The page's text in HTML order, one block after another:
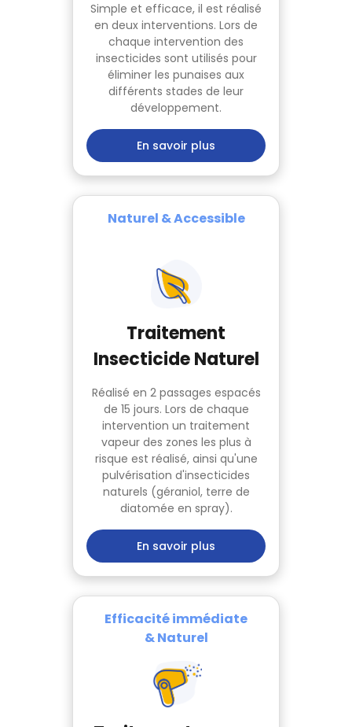
Simple et efficace, il est réalisé
en deux interventions. Lors de
chaque intervention des
insecticides sont utilisés pour
éliminer les punaises aux
différents stades de leur
développement.
En savoir plus
Naturel & Accessible
Traitement
Insecticide Naturel
Réalisé en 2 passages espacés
de 15 jours. Lors de chaque
intervention un traitement
vapeur des zones les plus à
risque est réalisé, ainsi qu'une
pulvérisation d'insecticides
naturels (géraniol, terre de
diatomée en spray).
En savoir plus
Efficacité immédiate
& Naturel